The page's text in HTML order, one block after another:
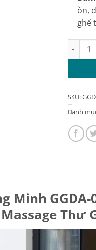
ồn,
ghế
Ghế
SKU:
Danh
Minh
Massage Thư